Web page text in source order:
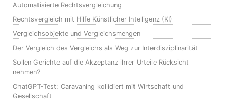
Automatisierte Rechtsvergleichung
Rechtsvergleich mit Hilfe Künstlicher Intelligenz (KI)
Vergleichsobjekte und Vergleichsmengen
Der Vergleich des Vergleichs als Weg zur Interdisziplinarität
Sollen Gerichte auf die Akzeptanz ihrer Urteile Rücksicht
nehmen?
ChatGPT-Test: Caravaning kollidiert mit Wirtschaft und
Gesellschaft